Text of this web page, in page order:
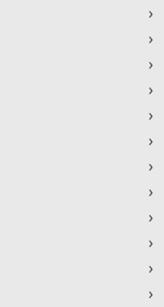
›
›
›
›
›
›
›
›
›
›
›
›